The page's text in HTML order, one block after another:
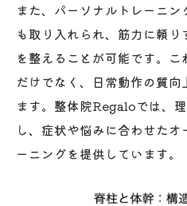
パーソナルトレー
実感
パーソナルトレーニン
整体と連携したパ
ピラティスメソッ
グ例
実際
また、パーソナルトレーニ
も取り入れられ、筋力に頼
を整えることが可能です。
だけでなく、日常動作の質
ます。整体院Regaloでは、
し、症状や悩みに合わせた
ーニングを提供しています。